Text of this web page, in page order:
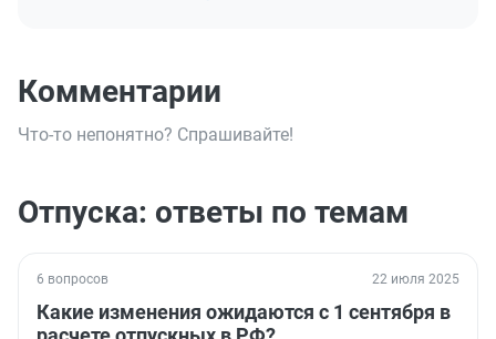
Комментарии
Что-то непонятно? Спрашивайте!
Отпуска: ответы по темам
6 вопросов 22 июля 2025
Какие изменения ожидаются с 1 сентября в